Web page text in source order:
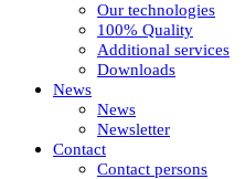
Our technologies
100% Quality
Additional services
Downloads
News
News
Newsletter
Contact
Contact persons